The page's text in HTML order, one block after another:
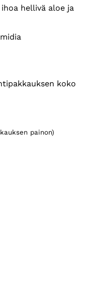
hellivä aloe ja
koko
painon)